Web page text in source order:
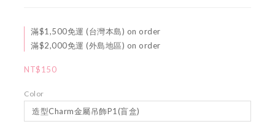
滿$1,500免運 (台灣本島) on order
滿$2,000免運 (外島地區) on order
NT$150
Color